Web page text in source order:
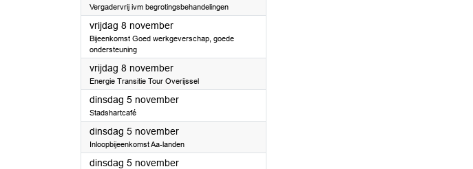
Vergadervrij ivm begrotingsbehandelingen
vrijdag 8 november2024
Bijeenkomst Goed werkgeverschap, goede
ondersteuning
vrijdag 8 november2024
Energie Transitie Tour Overijssel
dinsdag 5 november2024
Stadshartcafé
dinsdag 5 november2024
Inloopbijeenkomst Aa-landen
dinsdag 5 november2024